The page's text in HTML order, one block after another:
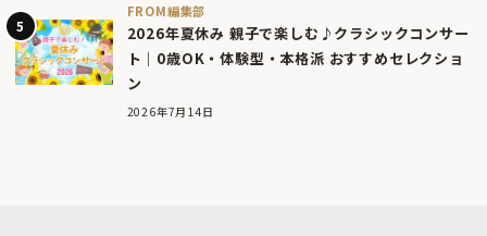
FROM編集部
2026年夏休み 親子で楽しむ♪クラシックコンサー
ト｜0歳OK・体験型・本格派 おすすめセレクショ
ン
2026年7月14日